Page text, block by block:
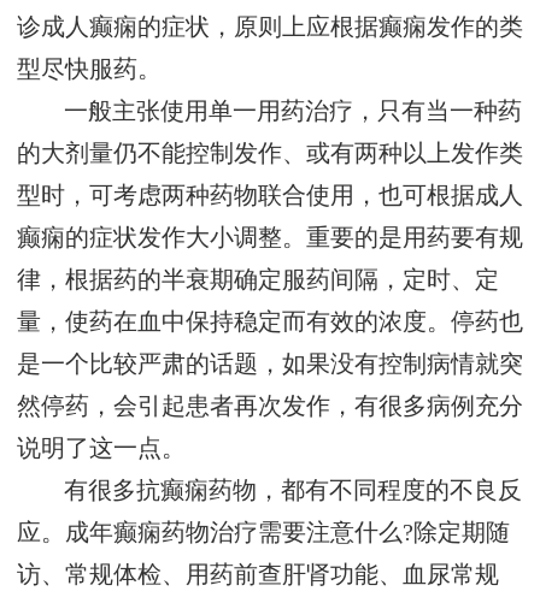
诊成人癫痫的症状，原则上应根据癫痫发作的类
型尽快服药。
一般主张使用单一用药治疗，只有当一种药
的大剂量仍不能控制发作、或有两种以上发作类
型时，可考虑两种药物联合使用，也可根据成人
癫痫的症状发作大小调整。重要的是用药要有规
律，根据药的半衰期确定服药间隔，定时、定
量，使药在血中保持稳定而有效的浓度。停药也
是一个比较严肃的话题，如果没有控制病情就突
然停药，会引起患者再次发作，有很多病例充分
说明了这一点。
有很多抗癫痫药物，都有不同程度的不良反
应。成年癫痫药物治疗需要注意什么?除定期随
访、常规体检、用药前查肝肾功能、血尿常规